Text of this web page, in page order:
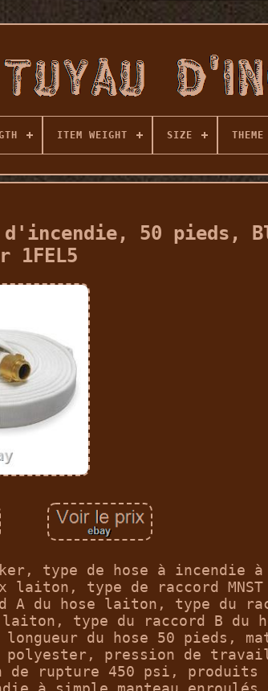
ITEM WEIGHT SIZE THEME
d'incendie, 50 pieds,
1FEL5
type de hose à incendie à
type de raccord MNST
A du hose laiton, type du
laiton, type du raccord B du
du hose 50 pieds,
polyester, pression de
de rupture 450 psi, produits